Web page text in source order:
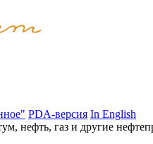
PDA-версия In English
нефть, газ и другие